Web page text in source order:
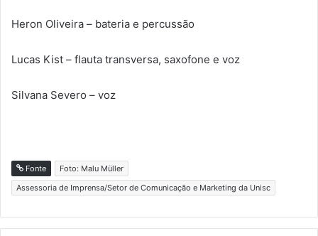
Heron Oliveira – bateria e percussão
Lucas Kist – flauta transversa, saxofone e voz
Silvana Severo – voz
Fonte
Foto: Malu Müller
Assessoria de Imprensa/Setor de Comunicação e Marketing da Unisc